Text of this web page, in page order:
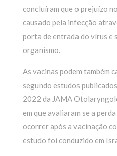
concluíram que o prejuízo
causado pela infecção
porta de entrada do vírus e
organismo.
As vacinas podem também
segundo estudos
2022 da JAMA
em que avaliaram se a
ocorrer após a vacinação
estudo foi conduzido em